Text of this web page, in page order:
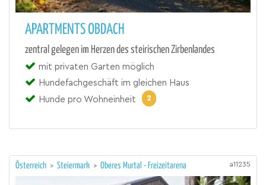
APARTMENTS OBDACH
zentral gelegen im Herzen des steirischen Zirbenlandes
mit privaten Garten möglich
Hundefachgeschäft im gleichen Haus
Hunde pro Wohneinheit
2
Österreich > Steiermark > Oberes Murtal - Freizeitarena a11235